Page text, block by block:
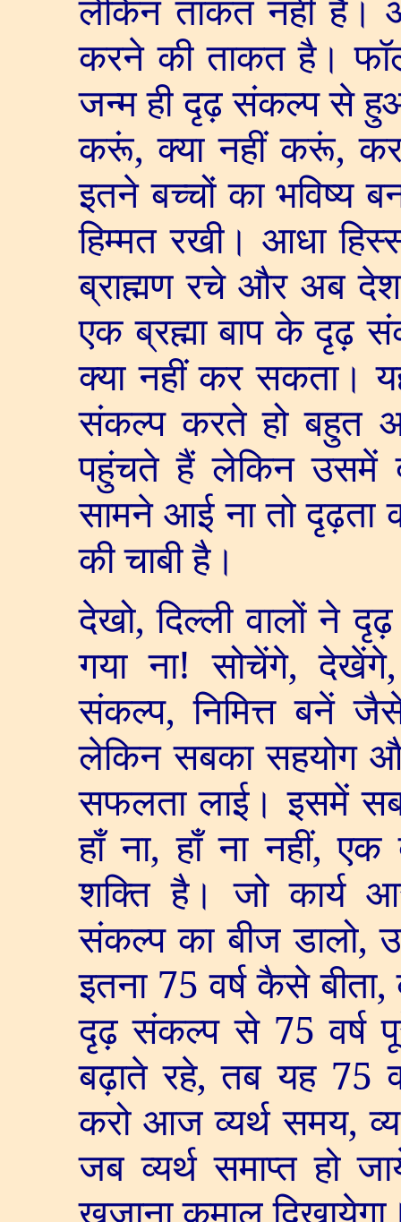
करने की ताकत है।
जन्म ही दृढ़ संकल्प से
करूं,क्या नहीं करूं,
इतने बच्चों का भविष्य
हिम्मत रखी। आधा
ब्राह्मण रचे और अब
एक ब्रह्मा बाप के दृढ़
क्या नहीं कर सकता।
संकल्प करते हो बहुत
पहुंचते हैं लेकिन उसमें
सामने आई ना तो दृढ़ता
की चाबी है।
देखो,दिल्ली वालों ने
गया ना! सोचेंगे,देखेंगे
संकल्प,निमित्त बनें
लेकिन सबका सहयोग
सफलता लाई। इसमें
हाँ ना,हाँ ना नहीं,एक
शक्ति है। जो कार्य
संकल्प का बीज डालो,
इतना 75 वर्ष कैसे बीता,
दृढ़ संकल्प से 75 वर्ष
बढ़ाते रहे,तब यह 75
करो आज व्यर्थ समय,
जब व्यर्थ समाप्त हो
खज़ाना कमाल